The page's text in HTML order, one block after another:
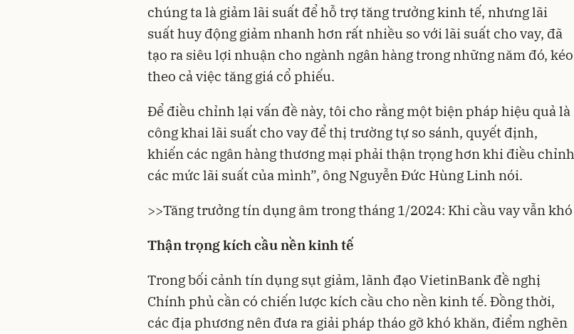
chúng ta là giảm lãi suất để hỗ trợ tăng trưởng kinh tế, nhưng lãi
suất huy động giảm nhanh hơn rất nhiều so với lãi suất cho vay, đã
tạo ra siêu lợi nhuận cho ngành ngân hàng trong những năm đó, kéo
theo cả việc tăng giá cổ phiếu.
Để điều chỉnh lại vấn đề này, tôi cho rằng một biện pháp hiệu quả là
công khai lãi suất cho vay để thị trường tự so sánh, quyết định,
khiến các ngân hàng thương mại phải thận trọng hơn khi điều chỉnh
các mức lãi suất của mình”, ông Nguyễn Đức Hùng Linh nói.
>>Tăng trưởng tín dụng âm trong tháng 1/2024: Khi cầu vay vẫn khó
Thận trọng kích cầu nền kinh tế
Trong bối cảnh tín dụng sụt giảm, lãnh đạo VietinBank đề nghị
Chính phủ cần có chiến lược kích cầu cho nền kinh tế. Đồng thời,
các địa phương nên đưa ra giải pháp tháo gỡ khó khăn, điểm nghẽn